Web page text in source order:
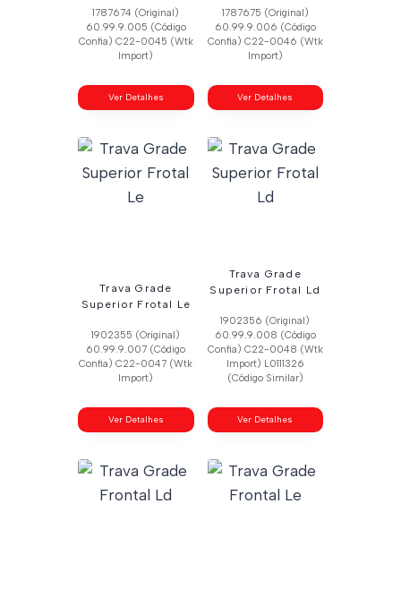
1787674 (Original)
60.99.9.005 (Código
Confia) C22-0045 (Wtk
Import)
Ver Detalhes
1787675 (Original)
60.99.9.006 (Código
Confia) C22-0046 (Wtk
Import)
Ver Detalhes
Trava Grade
Superior Frotal Le
1902355 (Original)
60.99.9.007 (Código
Confia) C22-0047 (Wtk
Import)
Ver Detalhes
Trava Grade
Superior Frotal Ld
1902356 (Original)
60.99.9.008 (Código
Confia) C22-0048 (Wtk
Import) L0111326
(Código Similar)
Ver Detalhes